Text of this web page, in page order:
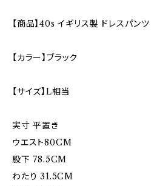
【商品】40s イギリス製 ドレスパンツ
【カラー】ブラック
【サイズ】L相当
実寸 平置き
ウエスト80CM
股下 78.5CM
わたり 31.5CM